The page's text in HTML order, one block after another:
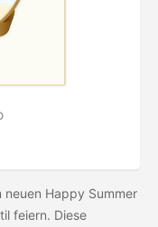
neuen Happy Summer
feiern. Diese